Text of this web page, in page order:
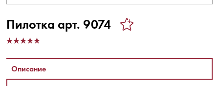
Пилотка арт. 9074
Описание